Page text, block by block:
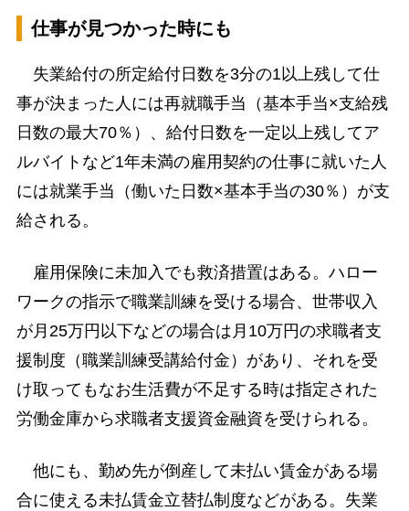
仕事が見つかった時にも
失業給付の所定給付日数を3分の1以上残して仕
事が決まった人には再就職手当（基本手当×支給残
日数の最大70％）、給付日数を一定以上残してア
ルバイトなど1年未満の雇用契約の仕事に就いた人
には就業手当（働いた日数×基本手当の30％）が支
給される。
雇用保険に未加入でも救済措置はある。ハロー
ワークの指示で職業訓練を受ける場合、世帯収入
が月25万円以下などの場合は月10万円の求職者支
援制度（職業訓練受講給付金）があり、それを受
け取ってもなお生活費が不足する時は指定された
労働金庫から求職者支援資金融資を受けられる。
他にも、勤め先が倒産して未払い賃金がある場
合に使える未払賃金立替払制度などがある。失業